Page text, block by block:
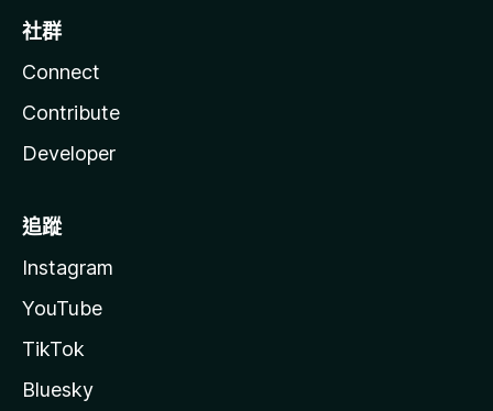
社群
Connect
Contribute
Developer
追蹤
Instagram
YouTube
TikTok
Bluesky